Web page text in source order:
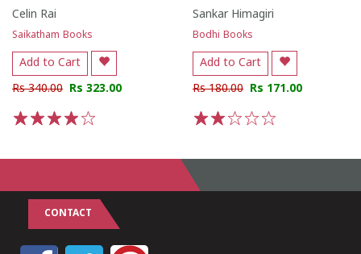
Celin Rai
Saikatham Books
Add to Cart
Rs 340.00 Rs 323.00
Sankar Himagiri
Bodhi Books
Add to Cart
Rs 180.00 Rs 171.00
CONTACT